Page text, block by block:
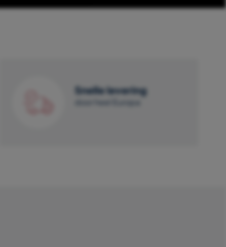
Snelle levering
door heel Europa